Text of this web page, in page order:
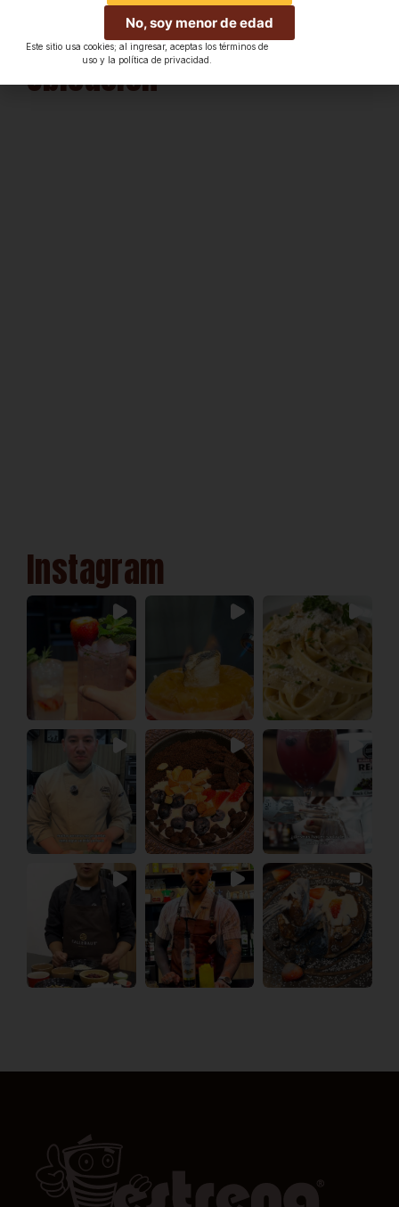
distintos productos.
Ubicación
Instagram
No, soy menor de edad
Este sitio usa cookies; al ingresar, aceptas los términos de
uso y la política de privacidad.